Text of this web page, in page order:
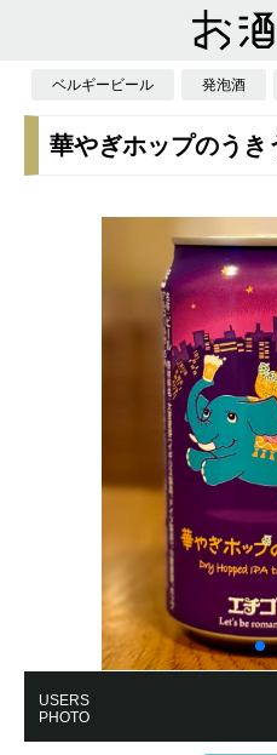
ベルギービール 発泡酒
華やぎホップのうき
USERS
PHOTO